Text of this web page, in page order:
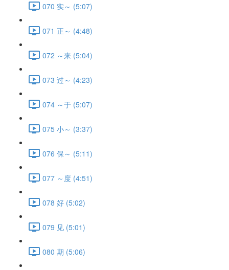
070 实～ (5:07)
071 正～ (4:48)
072 ～来 (5:04)
073 过～ (4:23)
074 ～于 (5:07)
075 小～ (3:37)
076 保～ (5:11)
077 ～度 (4:51)
078 好 (5:02)
079 见 (5:01)
080 期 (5:06)